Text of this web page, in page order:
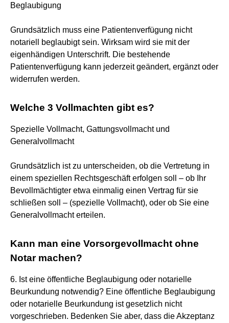
Beglaubigung
Grundsätzlich muss eine Patientenverfügung nicht
notariell beglaubigt sein. Wirksam wird sie mit der
eigenhändigen Unterschrift. Die bestehende
Patientenverfügung kann jederzeit geändert, ergänzt oder
widerrufen werden.
Welche 3 Vollmachten gibt es?
Spezielle Vollmacht, Gattungsvollmacht und
Generalvollmacht
Grundsätzlich ist zu unterscheiden, ob die Vertretung in
einem speziellen Rechtsgeschäft erfolgen soll – ob Ihr
Bevollmächtigter etwa einmalig einen Vertrag für sie
schließen soll – (spezielle Vollmacht), oder ob Sie eine
Generalvollmacht erteilen.
Kann man eine Vorsorgevollmacht ohne
Notar machen?
6. Ist eine öffentliche Beglaubigung oder notarielle
Beurkundung notwendig? Eine öffentliche Beglaubigung
oder notarielle Beurkundung ist gesetzlich nicht
vorgeschrieben. Bedenken Sie aber, dass die Akzeptanz